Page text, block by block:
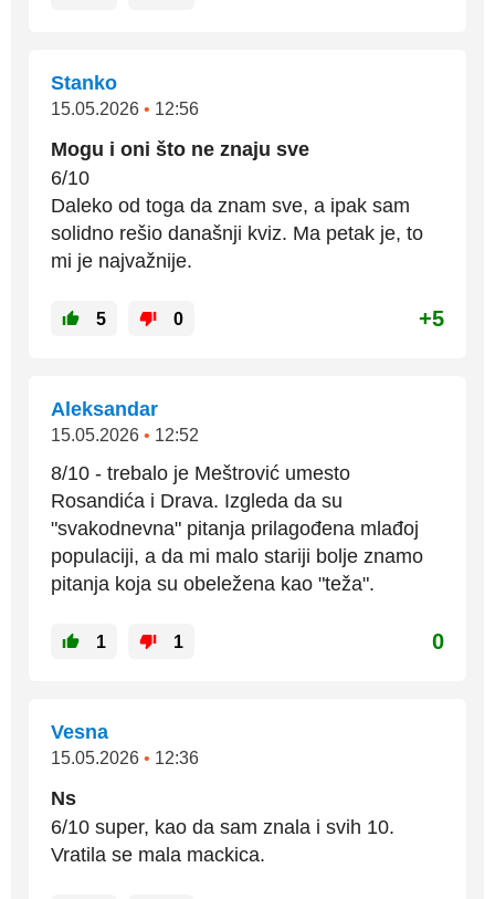
Stanko
15.05.2026 • 12:56
Mogu i oni što ne znaju sve
6/10
Daleko od toga da znam sve, a ipak sam
solidno rešio današnji kviz. Ma petak je, to
mi je najvažnije.
5 0 +5
Aleksandar
15.05.2026 • 12:52
8/10 - trebalo je Meštrović umesto
Rosandića i Drava. Izgleda da su
"svakodnevna" pitanja prilagođena mlađoj
populaciji, a da mi malo stariji bolje znamo
pitanja koja su obeležena kao "teža".
1 1 0
Vesna
15.05.2026 • 12:36
Ns
6/10 super, kao da sam znala i svih 10.
Vratila se mala mackica.